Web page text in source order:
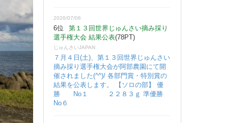
2026/07/06
6位
第１３回世界じゅんさい摘み採り
選手権大会 結果公表(78PT)
じゅんさいJAPAN
７月４日(土)、第１３回世界じゅんさい
摘み採り選手権大会が阿部農園にて開
催されました(^^)/ 各部門賞・特別賞の
結果を公表します。 【ソロの部】 優
勝 No１ ２２８３ｇ 準優勝
No６